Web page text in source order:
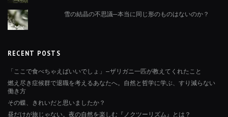
雪の結晶の不思議─本当に同じ形のものはないのか？
RECENT POSTS
「ここで食べちゃえばいいでしょ」—ザリガニ一匹が教えてくれたこと
燃え尽き症候群で退職を考えるあなたへ。自然と哲学に学ぶ、すり減らない
働き方
その蝶、きれいだと思いましたか？
昼だけが旅じゃない。夜の自然を楽しむ『ノクツーリズム』とは？